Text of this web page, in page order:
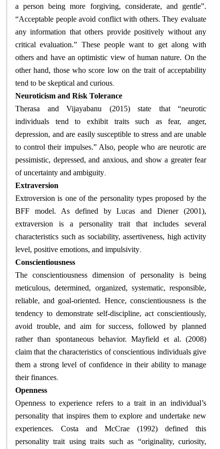
a person being more forgiving, considerate, and gentle”.
“Acceptable people avoid conflict with others. They evaluate
any information that others provide positively without any
critical evaluation.” These people want to get along with
others and have an optimistic view of human nature. On the
other hand, those who score low on the trait of acceptability
tend to be skeptical and curious.
Neuroticism and Risk Tolerance
Therasa and Vijayabanu (2015) state that “neurotic
individuals tend to exhibit traits such as fear, anger,
depression, and are easily susceptible to stress and are unable
to control their impulses.” Also, people who are neurotic are
pessimistic, depressed, and anxious, and show a greater fear
of uncertainty and ambiguity.
Extraversion
Extroversion is one of the personality types proposed by the
BFF model. As defined by Lucas and Diener (2001),
extraversion is a personality trait that includes several
characteristics such as sociability, assertiveness, high activity
level, positive emotions, and impulsivity.
Conscientiousness
The conscientiousness dimension of personality is being
meticulous, determined, organized, systematic, responsible,
reliable, and goal-oriented. Hence, conscientiousness is the
tendency to demonstrate self-discipline, act conscientiously,
avoid trouble, and aim for success, followed by planned
rather than spontaneous behavior. Mayfield et al. (2008)
claim that the characteristics of conscientious individuals give
them a strong level of confidence in their ability to manage
their finances.
Openness
Openness to experience refers to a trait in an individual’s
personality that inspires them to explore and undertake new
experiences. Costa and McCrae (1992) defined this
personality trait using traits such as “originality, curiosity,